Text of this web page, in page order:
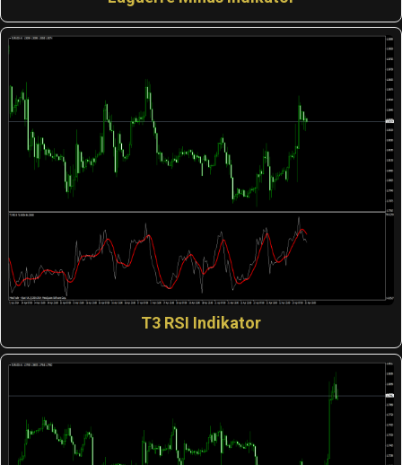
T3 RSI Indikator